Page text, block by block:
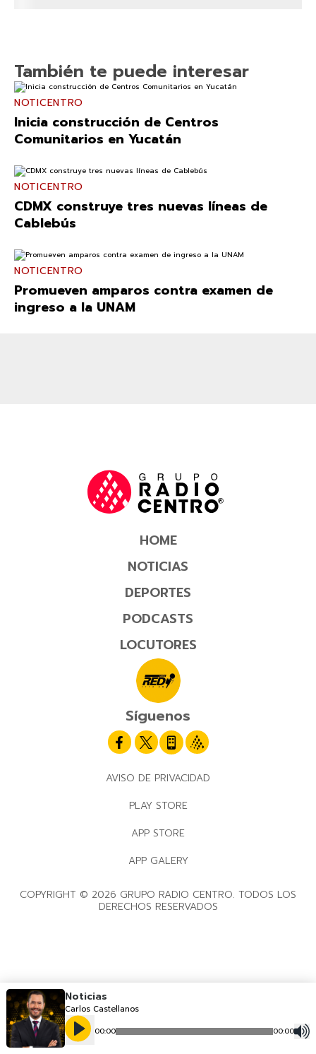
También te puede interesar
NOTICENTRO
Inicia construcción de Centros
Comunitarios en Yucatán
NOTICENTRO
CDMX construye tres nuevas líneas de
Cablebús
NOTICENTRO
Promueven amparos contra examen de
ingreso a la UNAM
HOME
NOTICIAS
DEPORTES
PODCASTS
LOCUTORES
Síguenos
AVISO DE PRIVACIDAD
PLAY STORE
APP STORE
APP GALERY
COPYRIGHT © 2026 GRUPO RADIO CENTRO. TODOS LOS
DERECHOS RESERVADOS
Noticias
Carlos Castellanos
00:00 00:00